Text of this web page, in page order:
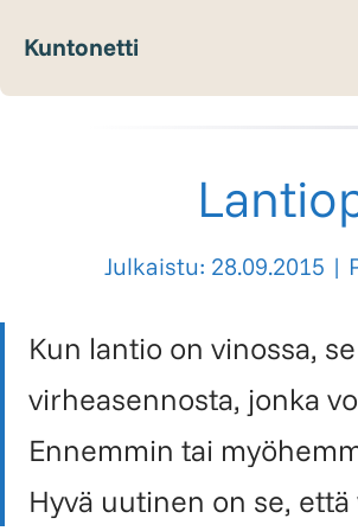
Kuntonetti
Julkaistu: 28.09.2015 |
Kun lantio on vinossa,
virheasennosta, jonka
Ennemmin tai
Hyvä uutinen on se,